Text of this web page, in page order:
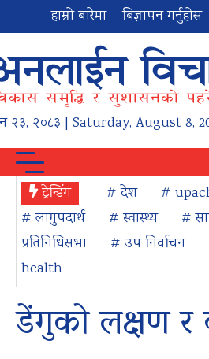
हाम्रो बारेमा बिज्ञापन गर्नुहोस
२३, २०८३ | Saturday, August 8,
ट्रेन्डिंग # देश #
# लागुपदार्थ
# स्वास्थ्य #
प्रतिनिधिसभा
# उप निर्वाचन
health
डेंगुको लक्षण र